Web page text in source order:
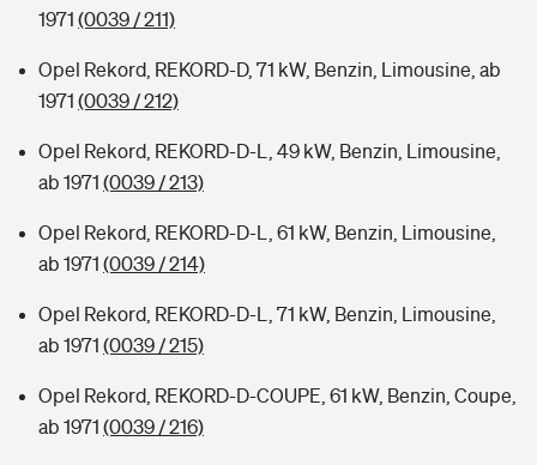
Kinderunfall-Check: Mehr Sicherheit für deine Kids
Typklassen: So ist Ihr Auto eingestuft
Sie haben Fragen?
1971 (0039 / 211)
Opel Rekord, REKORD-D, 71 kW, Benzin, Limousine, ab
1971 (0039 / 212)
Opel Rekord, REKORD-D-L, 49 kW, Benzin, Limousine,
ab 1971 (0039 / 213)
Opel Rekord, REKORD-D-L, 61 kW, Benzin, Limousine,
ab 1971 (0039 / 214)
Opel Rekord, REKORD-D-L, 71 kW, Benzin, Limousine,
ab 1971 (0039 / 215)
Opel Rekord, REKORD-D-COUPE, 61 kW, Benzin, Coupe,
ab 1971 (0039 / 216)